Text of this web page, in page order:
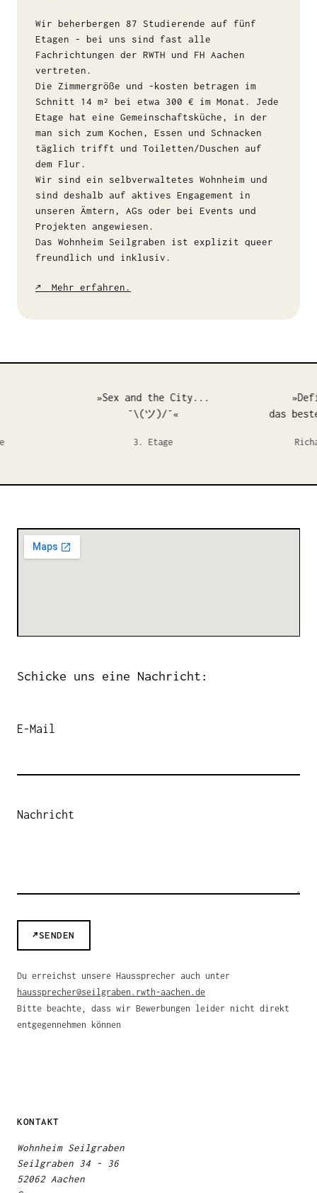
Wir beherbergen 87 Studierende auf fünf
Etagen - bei uns sind fast alle
Fachrichtungen der RWTH und FH Aachen
vertreten.
Die Zimmergröße und -kosten betragen im
Schnitt 14 m² bei etwa 300 € im Monat. Jede
Etage hat eine Gemeinschaftsküche, in der
man sich zum Kochen, Essen und Schnacken
täglich trifft und Toiletten/Duschen auf
dem Flur.
Wir sind ein selbverwaltetes Wohnheim und
sind deshalb auf aktives Engagement in
unseren Ämtern, AGs oder bei Events und
Projekten angewiesen.
Das Wohnheim Seilgraben ist explizit queer
freundlich und inklusiv.
↗ Mehr erfahren.
»Sex and the City...
¯\(ツ)/¯«
3. Etage
das
Schicke uns eine Nachricht:
E-Mail
Nachricht
↗SENDEN
Du erreichst unsere Haussprecher auch unter
haussprecher@seilgraben.rwth-aachen.de
Bitte beachte, dass wir Bewerbungen leider nicht direkt
entgegennehmen können
KONTAKT
Wohnheim Seilgraben
Seilgraben 34 - 36
52062 Aachen